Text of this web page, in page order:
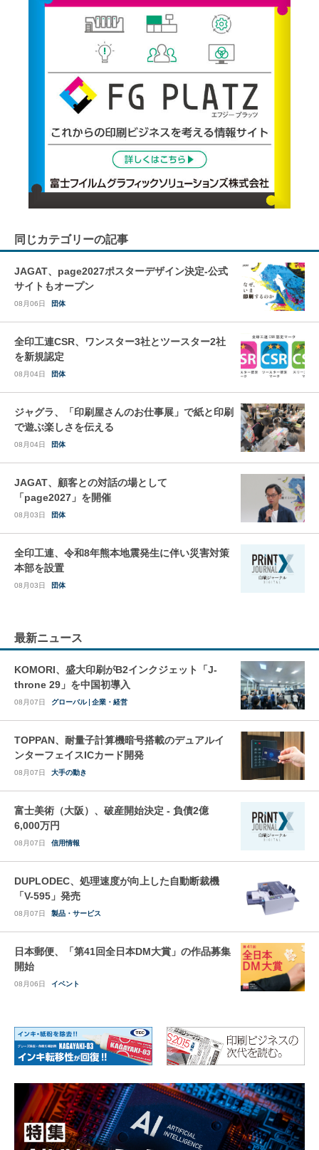
同じカテゴリーの記事
JAGAT、page2027ポスターデザイン決定-公式
サイトもオープン
08月06日 団体
全印工連CSR、ワンスター3社とツースター2社
を新規認定
08月04日 団体
ジャグラ、「印刷屋さんのお仕事展」で紙と印刷
で遊ぶ楽しさを伝える
08月04日 団体
JAGAT、顧客との対話の場として
「page2027」を開催
08月03日 団体
全印工連、令和8年熊本地震発生に伴い災害対策
本部を設置
08月03日 団体
最新ニュース
KOMORI、盛大印刷がB2インクジェット「J-
throne 29」を中国初導入
08月07日 グローバル 企業・経営
TOPPAN、耐量子計算機暗号搭載のデュアルイ
ンターフェイスICカード開発
08月07日 大手の動き
富士美術（大阪）、破産開始決定 - 負債2億
6,000万円
08月07日 信用情報
DUPLODEC、処理速度が向上した自動断裁機
「V-595」発売
08月07日 製品・サービス
日本郵便、「第41回全日本DM大賞」の作品募集
開始
08月06日 イベント